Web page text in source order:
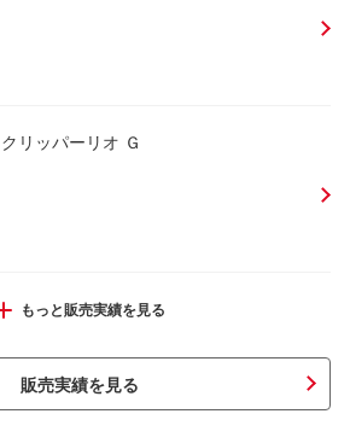
クリッパーリオ Ｇ
スペーシア ハイブリッドＧ
もっと販売実績を見る
販売実績を見る